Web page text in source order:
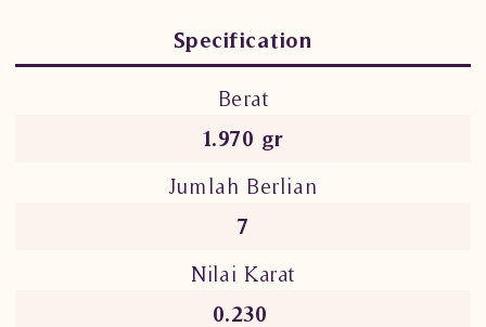
Specification
Berat
1.970 gr
Jumlah Berlian
7
Nilai Karat
0.230